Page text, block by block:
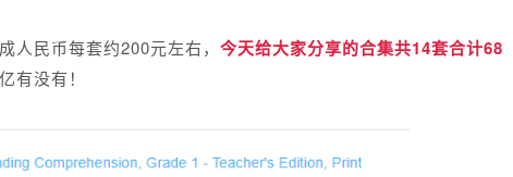
人民币每套约200元左右， 今天给大家分享的合集共14套合计68
有没有！